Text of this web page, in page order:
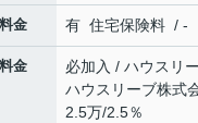
金 有 住宅保険料 / -
金
必加入 / ハウスリ
ハウスリーブ株式
2.5万/2.5％